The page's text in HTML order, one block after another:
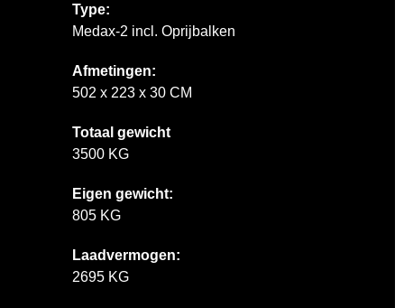
Type:
Medax-2 incl. Oprijbalken
Afmetingen:
502 x 223 x 30 CM
Totaal gewicht
3500 KG
Eigen gewicht:
805 KG
Laadvermogen:
2695 KG